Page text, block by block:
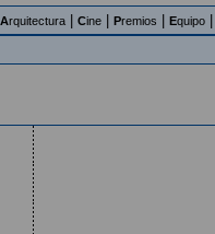
Arquitectura Cine Premios Equipo